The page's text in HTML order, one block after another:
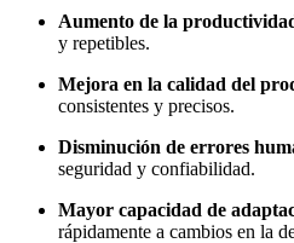
Aumento de la
y repetibles.
Mejora en la calidad del
consistentes y precisos.
Disminución de errores
seguridad y confiabilidad.
Mayor capacidad de
rápidamente a cambios en la